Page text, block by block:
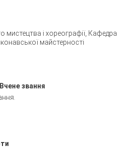
мистецтва і хореографії, Кафедра
майстерності
звання